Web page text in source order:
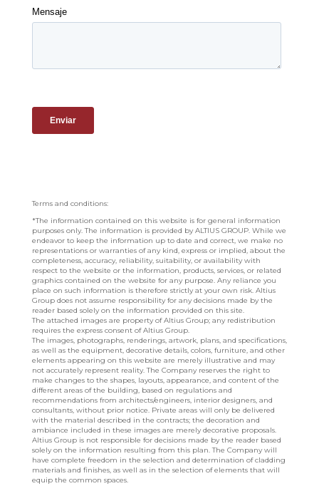
Terms and conditions:
*The information contained on this website is for general information
purposes only. The information is provided by ALTIUS GROUP. While we
endeavor to keep the information up to date and correct, we make no
representations or warranties of any kind, express or implied, about the
completeness, accuracy, reliability, suitability, or availability with
respect to the website or the information, products, services, or related
graphics contained on the website for any purpose. Any reliance you
place on such information is therefore strictly at your own risk. Altius
Group does not assume responsibility for any decisions made by the
reader based solely on the information provided on this site.
The attached images are property of Altius Group; any redistribution
requires the express consent of Altius Group.
The images, photographs, renderings, artwork, plans, and specifications,
as well as the equipment, decorative details, colors, furniture, and other
elements appearing on this website are merely illustrative and may
not accurately represent reality. The Company reserves the right to
make changes to the shapes, layouts, appearance, and content of the
different areas of the building, based on regulations and
recommendations from architects/engineers, interior designers, and
consultants, without prior notice. Private areas will only be delivered
with the material described in the contracts; the decoration and
ambiance included in these images are merely decorative proposals.
Altius Group is not responsible for decisions made by the reader based
solely on the information resulting from this plan. The Company will
have complete freedom in the selection and determination of cladding
materials and finishes, as well as in the selection of elements that will
equip the common spaces.